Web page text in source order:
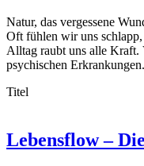
Natur, das vergessene
Oft fühlen wir uns schlapp,
Alltag raubt uns alle Kraft.
psychischen
Titel
Lebensflow –